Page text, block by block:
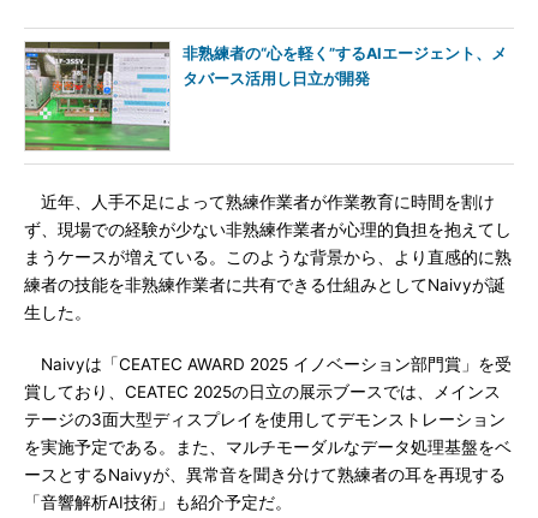
非熟練者の“心を軽く”するAIエージェント、メ
タバース活用し日立が開発
近年、人手不足によって熟練作業者が作業教育に時間を割け
ず、現場での経験が少ない非熟練作業者が心理的負担を抱えてし
まうケースが増えている。このような背景から、より直感的に熟
練者の技能を非熟練作業者に共有できる仕組みとしてNaivyが誕
生した。
Naivyは「CEATEC AWARD 2025 イノベーション部門賞」を受
賞しており、CEATEC 2025の日立の展示ブースでは、メインス
テージの3面大型ディスプレイを使用してデモンストレーション
を実施予定である。また、マルチモーダルなデータ処理基盤をベ
ースとするNaivyが、異常音を聞き分けて熟練者の耳を再現する
「音響解析AI技術」も紹介予定だ。